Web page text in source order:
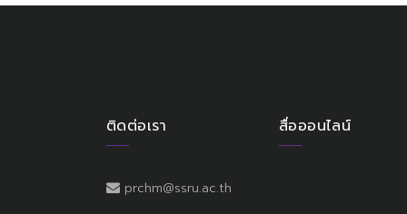
ติดต่อเรา
prchm@ssru.ac.th
สื่อออนไลน์